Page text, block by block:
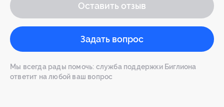
Оставить отзыв
Задать вопрос
Мы всегда рады помочь: служба поддержки Биглиона
ответит на любой ваш вопрос